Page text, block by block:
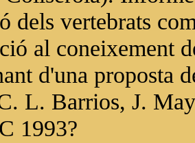
dels vertebrats
al coneixement
d'una proposta
L. Barrios, J.
1993?